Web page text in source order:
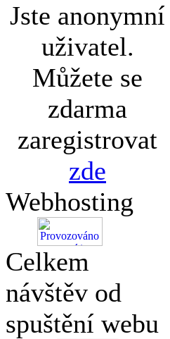
Jste anonymní
uživatel.
Můžete se
zdarma
zaregistrovat
zde
Webhosting
Celkem
návštěv od
spuštění webu